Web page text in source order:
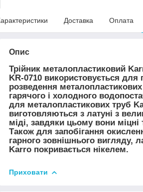
Доставка Оплата
Опис
Трійник металопластиковий
KR-0710 використовується для
розведення
гарячого і холодного
для металопластикових труб
виготовляються з латуні з
міді, завдяки цьому вони міцні
Також для запобігання
гарного зовнішнього вигляду,
Karro покривається нікелем.
Приховати